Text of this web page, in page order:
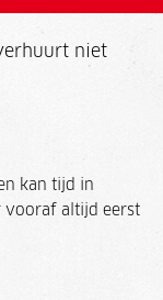
niet
kan tijd in
vooraf altijd eerst